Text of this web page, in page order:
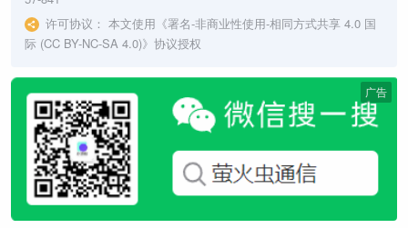
许可协议： 本文使用《署名-非商业性使用-相同方式共享 4.0 国
际 (CC BY-NC-SA 4.0)》协议授权
广告